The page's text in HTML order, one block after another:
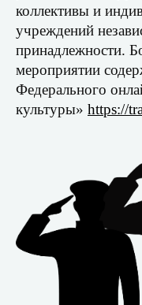
коллективы и
учреждений
принадлежности.
мероприятии
Федерального
культуры» https://